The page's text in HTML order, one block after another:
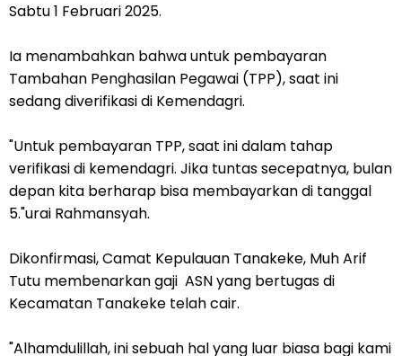
Sabtu 1 Februari 2025.
Ia menambahkan bahwa untuk pembayaran
Tambahan Penghasilan Pegawai (TPP), saat ini
sedang diverifikasi di Kemendagri.
"Untuk pembayaran TPP, saat ini dalam tahap
verifikasi di kemendagri. Jika tuntas secepatnya, bulan
depan kita berharap bisa membayarkan di tanggal
5."urai Rahmansyah.
Dikonfirmasi, Camat Kepulauan Tanakeke, Muh Arif
Tutu membenarkan gaji ASN yang bertugas di
Kecamatan Tanakeke telah cair.
"Alhamdulillah, ini sebuah hal yang luar biasa bagi kami